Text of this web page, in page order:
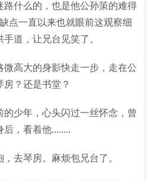
路什么的，也是他公孙策的难得
点一直以来也就眼前这观察细
道，让兄台见笑了。
高大的身影快走一步，走在公
？还是书堂？
少年，心头闪过一丝怀念，曾
，看着他........
去琴房。麻烦包兄台了。